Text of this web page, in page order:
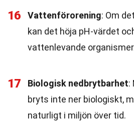
16 Vattenförorening: Om
kan det höja pH-värdet
vattenlevande
17 Biologisk nedbrytbarhet:
bryts inte ner biologiskt,
naturligt i miljön över tid.